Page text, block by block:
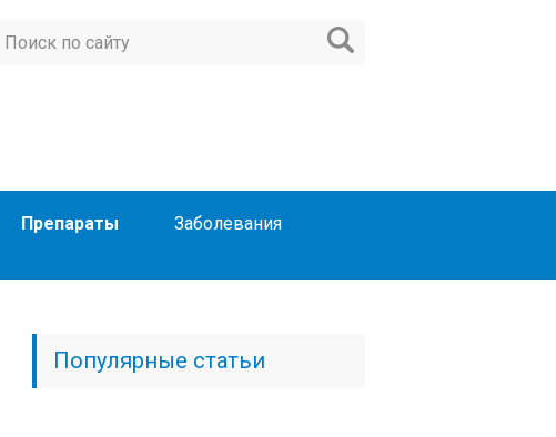
Препараты
Заболевания
Популярные статьи